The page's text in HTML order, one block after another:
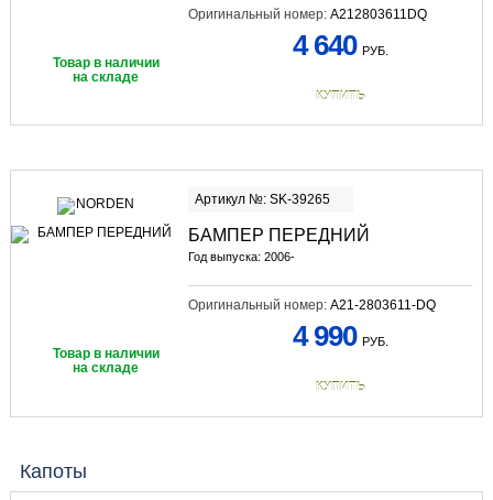
Оригинальный номер: A212803611DQ
Товар в наличии
на складе
4 640 РУБ.
КУПИТЬ
Артикул №: SK-39265
БАМПЕР ПЕРЕДНИЙ
Год выпуска: 2006-
Оригинальный номер: A21-2803611-DQ
Товар в наличии
на складе
4 990 РУБ.
КУПИТЬ
Капоты